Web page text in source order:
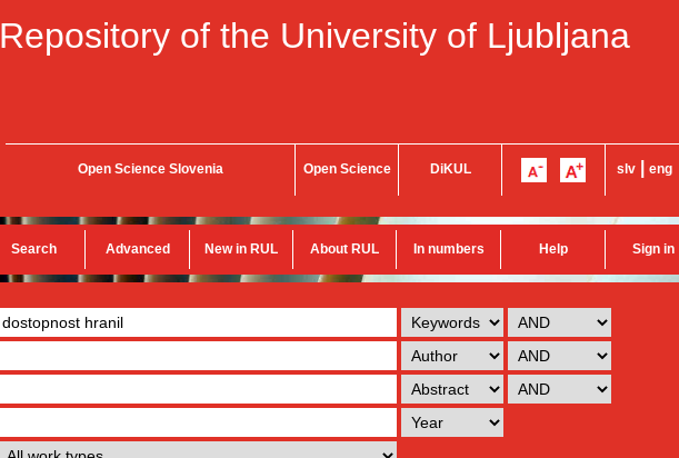
Repository of the University of Ljubljana
Open Science Slovenia Open Science DiKUL slv eng
Search Advanced New in RUL About RUL In numbers Help Sign in